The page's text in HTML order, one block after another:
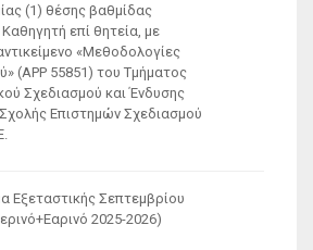
(1) θέσης βαθμίδας
επί θητεία, με
«Μεθοδολογίες
(ΑΡΡ 55851) του Τμήματος
Σχεδιασμού και Ένδυσης
Σχολής Επιστημών Σχεδιασμού
Εξεταστικής Σεπτεμβρίου
2025-2026)